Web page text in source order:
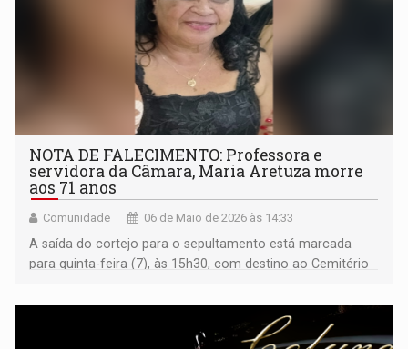
NOTA DE FALECIMENTO: Professora e
servidora da Câmara, Maria Aretuza morre
aos 71 anos
Comunidade 06 de Maio de 2026 às 14:33
A saída do cortejo para o sepultamento está marcada
para quinta-feira (7), às 15h30, com destino ao Cemitério